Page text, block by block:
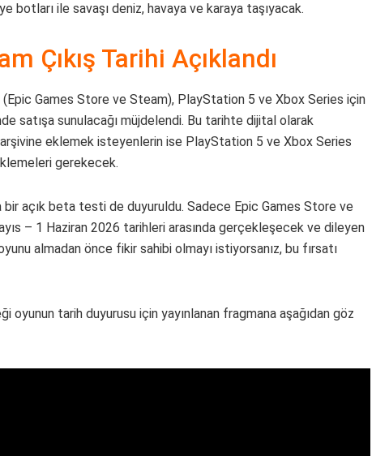
ile savaşı deniz, havaya ve karaya taşıyacak.
Çıkış Tarihi Açıklandı
(Epic Games Store ve Steam), PlayStation 5 ve Xbox Series için
satışa sunulacağı müjdelendi. Bu tarihte dijital olarak
eklemek isteyenlerin ise PlayStation 5 ve Xbox Series
gerekecek.
açık beta testi de duyuruldu. Sadece Epic Games Store ve
– 1 Haziran 2026 tarihleri arasında gerçekleşecek ve dileyen
almadan önce fikir sahibi olmayı istiyorsanız, bu fırsatı
oyunun tarih duyurusu için yayınlanan fragmana aşağıdan göz